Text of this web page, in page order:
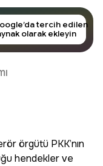
tercih edilen
olarak ekleyin
örgütü PKK’nın
hendekler ve